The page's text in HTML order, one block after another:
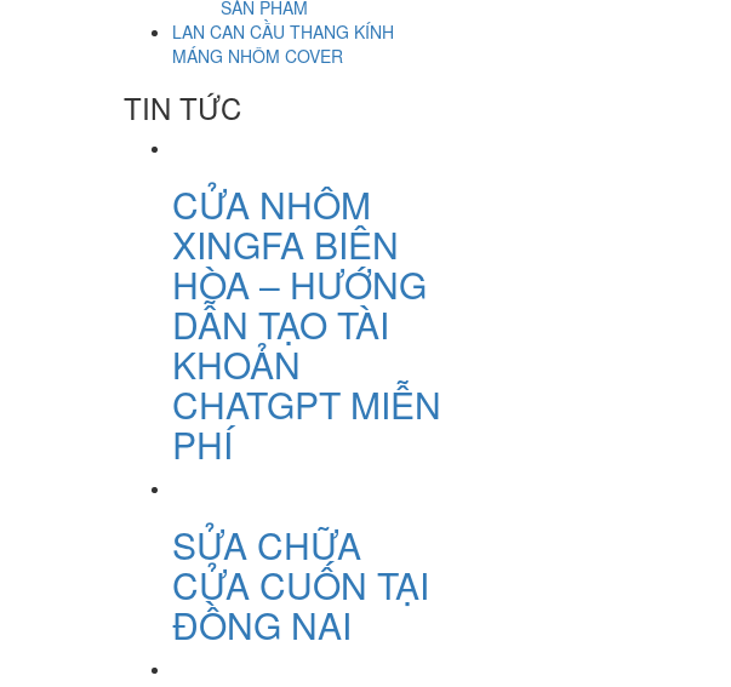
SẢN PHẨM
LAN CAN CẦU THANG KÍNH
MÁNG NHÔM COVER
TIN TỨC
CỬA NHÔM
XINGFA BIÊN
HÒA – HƯỚNG
DẪN TẠO TÀI
KHOẢN
CHATGPT MIỄN
PHÍ
SỬA CHỮA
CỬA CUỐN TẠI
ĐỒNG NAI